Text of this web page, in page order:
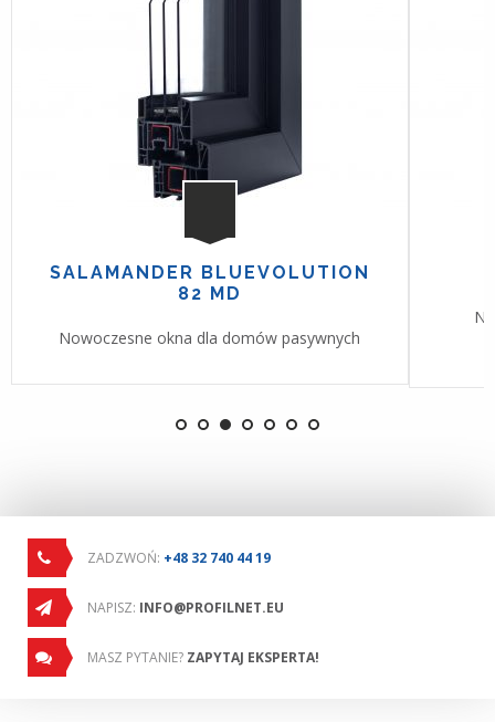
SALAMANDER BLUEVOLUTION
82 MD
Nowoczesne okna dla domów pasywnych
ZADZWOŃ: +48 32 740 44 19
NAPISZ: INFO@PROFILNET.EU
MASZ PYTANIE? ZAPYTAJ EKSPERTA!